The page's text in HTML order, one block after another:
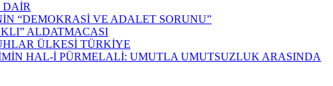
DAİR
“DEMOKRASİ VE ADALET SORUNU”
ALDATMACASI
ÜLKESİ TÜRKİYE
HAL-İ PÜRMELALİ: UMUTLA UMUTSUZLUK ARASINDA